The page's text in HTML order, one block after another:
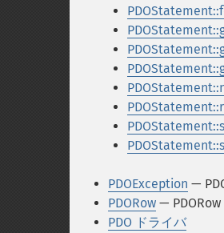
PDOException —
PDORow — PDORow
PDO ドライバ